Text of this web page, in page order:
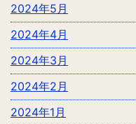
2024年5月
2024年4月
2024年3月
2024年2月
2024年1月